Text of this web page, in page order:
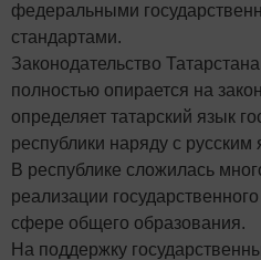
федеральными
стандартами.
Законодательство
полностью опирается на
определяет татарский язык
республики наряду с русским
В республике сложилась
реализации
сфере общего образования.
На поддержку